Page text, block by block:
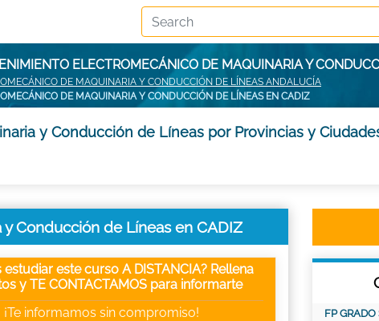
ELECTROMECÁNICO DE MAQUINARIA Y
DE MAQUINARIA Y CONDUCCIÓN DE LÍNEAS ANDALUCÍA
DE MAQUINARIA Y CONDUCCIÓN DE LÍNEAS EN CADIZ
y Conducción de Líneas por Provincias y
Conducción de Líneas en CADIZ
estudiar este curso A DISTANCIA? Rellena
y TE CONTACTAMOS para informarte
¡Te informamos sin compromiso!
FP GRADO